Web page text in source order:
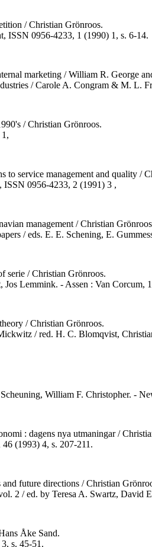
/ Christian Grönroos.
ISSN 0956-4233, 1 (1990) 1, s. 6-14.
marketing / William R. George
/ Carole A. Congram & M. L.
/ Christian Grönroos.
to service management and quality /
ISSN 0956-4233, 2 (1991) 3 ,
management / Christian
/ eds. E. E. Schening, E.
serie / Christian Grönroos.
Lemmink. - Assen : Van Corcum,
/ Christian Grönroos.
/ red. H. C. Blomqvist,
William F. Christopher. -
: dagens nya utmaningar /
(1993) 4, s. 207-211.
future directions / Christian
2 / ed. by Teresa A. Swartz,
Åke Sand.
s. 45-51.